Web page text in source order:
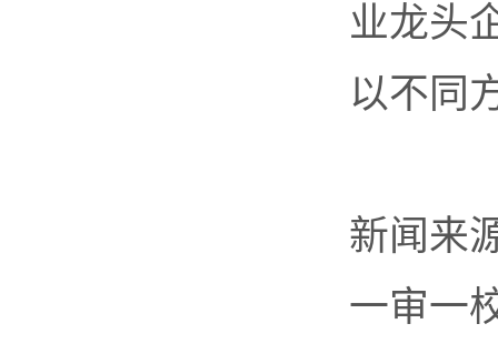
业龙头
以不同
新闻来
一审一